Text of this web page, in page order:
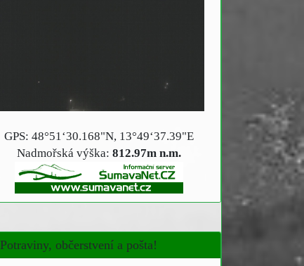
GPS: 48°51‘30.168"N, 13°49‘37.39"E
Nadmořská výška: 812.97m n.m.
Potraviny, občerstvení a pošta!